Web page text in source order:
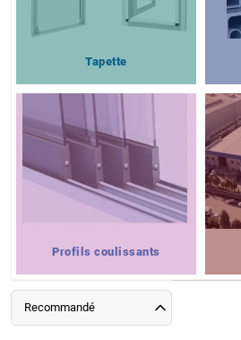
Tapette
Profils coulissants
Recommandé